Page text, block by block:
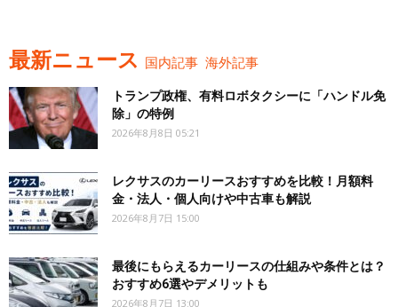
最新ニュース 国内記事 海外記事
トランプ政権、有料ロボタクシーに「ハンドル免
除」の特例
2026年8月8日 05:21
レクサスのカーリースおすすめを比較！月額料
金・法人・個人向けや中古車も解説
2026年8月7日 15:00
最後にもらえるカーリースの仕組みや条件とは？
おすすめ6選やデメリットも
2026年8月7日 13:00